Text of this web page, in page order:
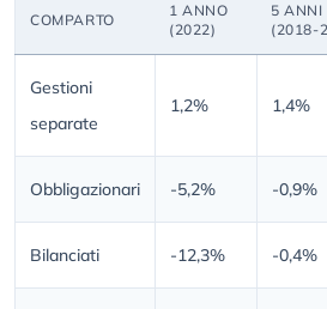
COMPARTO
1 ANNO
(2022)
5 ANNI
(2018-
Gestioni
separate
1,2% 1,4%
Obbligazionari -5,2% -0,9%
Bilanciati -12,3% -0,4%